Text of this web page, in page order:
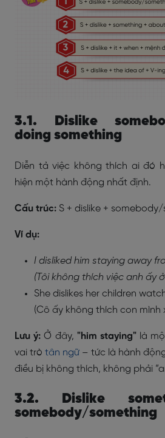
3.1. Dislike
doing something
Diễn tả việc không thích ai đó
hiện một hành động nhất định.
Cấu trúc: S + dislike +
Ví dụ:
I disliked him staying away
(Tôi không thích việc anh ấy
She dislikes her children
(Cô ấy không thích con mình
Lưu ý: Ở đây, "him staying"là
vai trò tân ngữ – tức là hành
điều bị không thích, không phải
3.2. Dislike
somebody/something